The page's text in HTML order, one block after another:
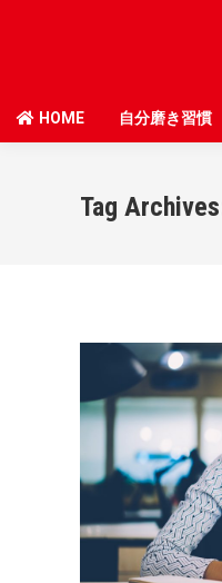
HOME 自分磨き習慣
Tag
HOME 自分磨き習慣